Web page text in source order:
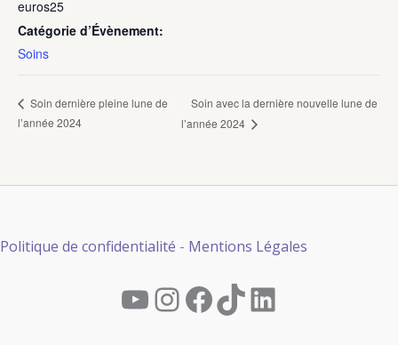
euros25
Catégorie d’Évènement:
Soins
Soin dernière pleine lune de
l’année 2024
Soin avec la dernière nouvelle lune de
l’année 2024
Politique de confidentialité - Mentions Légales
YouTube
Instagram
Facebook
TikTok
LinkedIn